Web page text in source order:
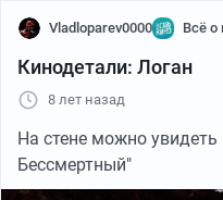
Vladloparev0000 Всё о
Кинодетали: Логан
8 лет назад
На стене можно
Бессмертный"